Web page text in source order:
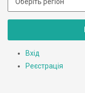
Вхід
Реєстрація